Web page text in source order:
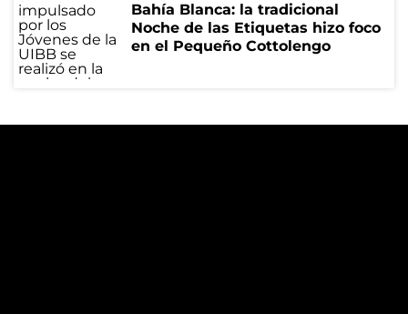
Bahía Blanca: la tradicional
Noche de las Etiquetas hizo foco
en el Pequeño Cottolengo